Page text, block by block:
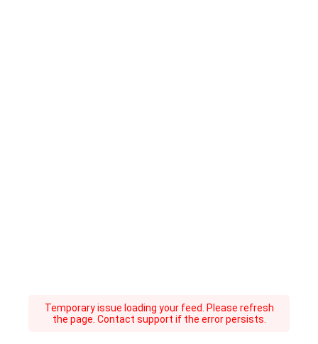
Temporary issue loading your feed. Please refresh
the page. Contact support if the error persists.